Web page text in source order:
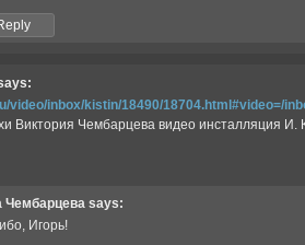
video/inbox/kistin/18490/18704.html#video=/
Виктория Чембарцева видео инсталляция И.
Чембарцева says:
Игорь!